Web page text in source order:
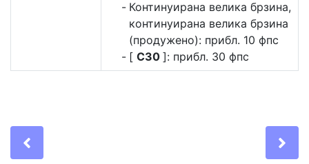
Континуирана велика брзина,
континуирана велика брзина
(продужено): прибл. 10 фпс
[ C30 ]: прибл. 30 фпс